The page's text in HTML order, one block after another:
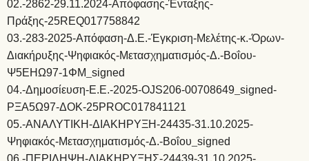
02.-2862-29.11.2024-Απόφασης-Ένταξης-
Πράξης-25REQ017758842
03.-283-2025-Απόφαση-Δ.Ε.-Έγκριση-Μελέτης-κ.-Όρων-
Διακήρυξης-Ψηφιακός-Μετασχηματισμός-Δ.-Βοΐου-
Ψ5ΕΗΩ97-1ΦΜ_signed
04.-Δημοσίευση-Ε.Ε.-2025-OJS206-00708649_signed-
ΡΞΑ5Ω97-ΔΟΚ-25PROC017841121
05.-ΑΝΑΛΥΤΙΚΗ-ΔΙΑΚΗΡΥΞΗ-24435-31.10.2025-
Ψηφιακός-Μετασχηματισμός-Δ.-Βοΐου_signed